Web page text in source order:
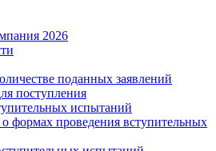
2026
поданных заявлений
поступления
испытаний
формах проведения вступительных